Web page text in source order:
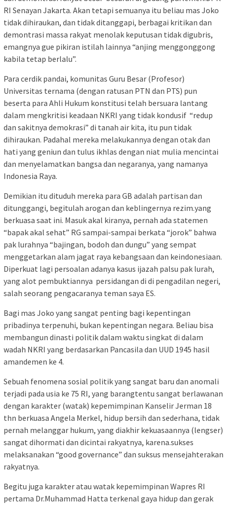
RI Senayan Jakarta. Akan tetapi semuanya itu beliau mas Joko
tidak dihiraukan, dan tidak ditanggapi, berbagai kritikan dan
demontrasi massa rakyat menolak keputusan tidak digubris,
emangnya gue pikiran istilah lainnya “anjing menggonggong
kabila tetap berlalu”.
Para cerdik pandai, komunitas Guru Besar (Profesor)
Universitas ternama (dengan ratusan PTN dan PTS) pun
beserta para Ahli Hukum konstitusi telah bersuara lantang
dalam mengkritisi keadaan NKRI yang tidak kondusif “redup
dan sakitnya demokrasi” di tanah air kita, itu pun tidak
dihiraukan. Padahal mereka melakukannya dengan otak dan
hati yang geniun dan tulus ikhlas dengan niat mulia mencintai
dan menyelamatkan bangsa dan negaranya, yang namanya
Indonesia Raya.
Demikian itu dituduh mereka para GB adalah partisan dan
ditunggangi, begitulah arogan dan keblingernya rezim.yang
berkuasa saat ini. Masuk akal kiranya, pernah ada statemen
“bapak akal sehat” RG sampai-sampai berkata “jorok” bahwa
pak lurahnya “bajingan, bodoh dan dungu” yang sempat
menggetarkan alam jagat raya kebangsaan dan keindonesiaan.
Diperkuat lagi persoalan adanya kasus ijazah palsu pak lurah,
yang alot pembuktiannya persidangan di di pengadilan negeri,
salah seorang pengacaranya teman saya ES.
Bagi mas Joko yang sangat penting bagi kepentingan
pribadinya terpenuhi, bukan kepentingan negara. Beliau bisa
membangun dinasti politik dalam waktu singkat di dalam
wadah NKRI yang berdasarkan Pancasila dan UUD 1945 hasil
amandemen ke 4.
Sebuah fenomena sosial politik yang sangat baru dan anomali
terjadi pada usia ke 75 RI, yang barangtentu sangat berlawanan
dengan karakter (watak) kepemimpinan Kanselir Jerman 18
thn berkuasa Angela Merkel, hidup bersih dan sederhana, tidak
pernah melanggar hukum, yang diakhir kekuasaannya (lengser)
sangat dihormati dan dicintai rakyatnya, karena.sukses
melaksanakan “good governance” dan suksus mensejahterakan
rakyatnya.
Begitu juga karakter atau watak kepemimpinan Wapres RI
pertama Dr.Muhammad Hatta terkenal gaya hidup dan gerak